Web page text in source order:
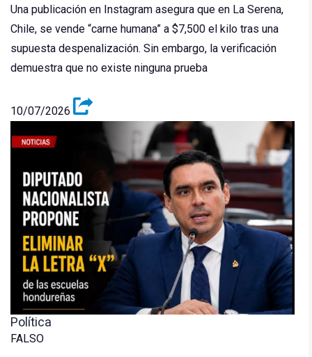
Una publicación en Instagram asegura que en La Serena,
Chile, se vende “carne humana” a $7,500 el kilo tras una
supuesta despenalización. Sin embargo, la verificación
demuestra que no existe ninguna prueba
10/07/2026
Política
FALSO